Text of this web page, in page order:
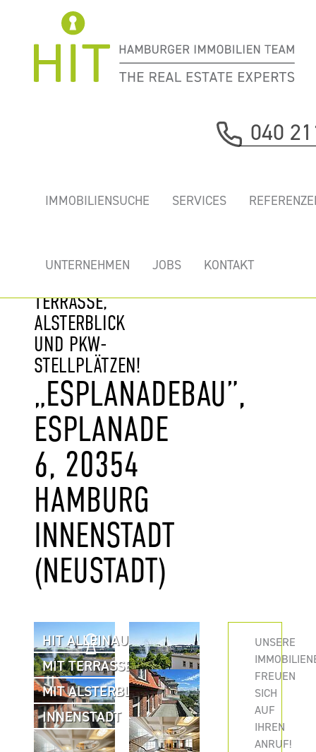
040
IMMOBILIENSUCHE SERVICES
UNTERNEHMEN JOBS KONTAKT
„ESPLANADEBAU”
DECO-STIL MIT
ERRASSE, A
LSTERBLICK U
ND PKW-S
TELLPLÄTZEN!
„ESPLANADEBAU”,
ESPLANADE
6, 20354
HAMBURG
INNENSTADT
(NEUSTADT)
HIT ALLEINAUFTRAG
MIT TERRASSE
MIT ALSTERBLICK
INNENSTADT
UNSERE
FREUEN
SICH
AUF
IHREN
ANRUF!